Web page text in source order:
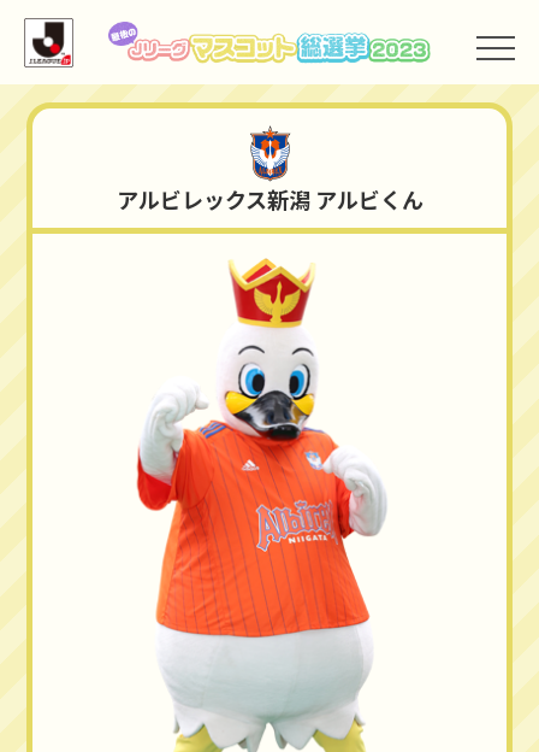
アルビレックス新潟 アルビくん